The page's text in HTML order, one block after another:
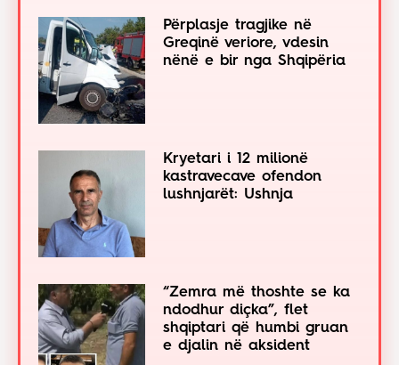
Përplasje tragjike në
Greqinë veriore, vdesin
nënë e bir nga Shqipëria
Kryetari i 12 milionë
kastravecave ofendon
lushnjarët: Ushnja
“Zemra më thoshte se ka
ndodhur diçka”, flet
shqiptari që humbi gruan
e djalin në aksident